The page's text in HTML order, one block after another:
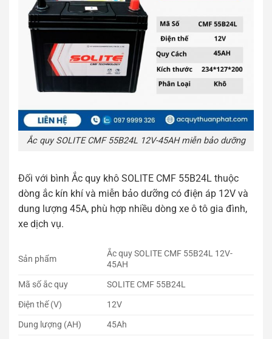
Ắc quy SOLITE CMF 55B24L 12V-45AH miễn bảo dưỡng
Đối với bình Ắc quy khô SOLITE CMF 55B24L thuộc
dòng ắc kín khí và miễn bảo dưỡng có điện áp 12V và
dung lượng 45A, phù hợp nhiều dòng xe ô tô gia đình,
xe dịch vụ.
Sản phẩm
Ắc quy SOLITE CMF 55B24L 12V-
45AH
Mã số ắc quy
SOLITE CMF 55B24L
Điện thế (V)
12V
Dung lượng (AH)
45Ah